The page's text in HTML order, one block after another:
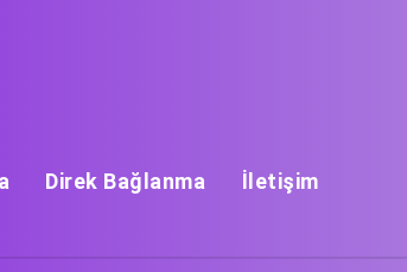
Direk Bağlanma İletişim